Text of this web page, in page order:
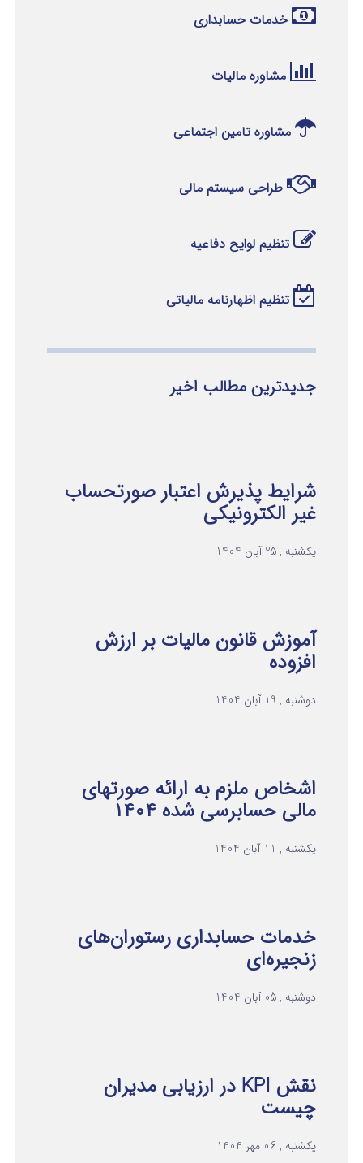
خدمات حسابداری
مشاوره مالیات
مشاوره تامین اجتماعی
طراحی سیستم مالی
تنظیم لوایح دفاعیه
تنظیم اظهارنامه مالیاتی
جدیدترین مطالب اخیر
شرایط پذیرش اعتبار صورتحساب
غیر الکترونیکی
یکشنبه , 25 آبان 1404
آموزش قانون مالیات بر ارزش
افزوده
دوشنبه , 19 آبان 1404
اشخاص ملزم به ارائه صورتهای
مالی حسابرسی شده ۱۴۰۴
یکشنبه , 11 آبان 1404
خدمات حسابداری رستوران‌های
زنجیره‌ای
دوشنبه , 05 آبان 1404
نقش KPI در ارزیابی مدیران
چیست
یکشنبه , 06 مهر 1404